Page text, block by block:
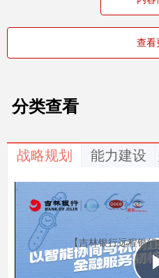
查看
【吉林银行远程银
战略规划 能力建设
分类查看